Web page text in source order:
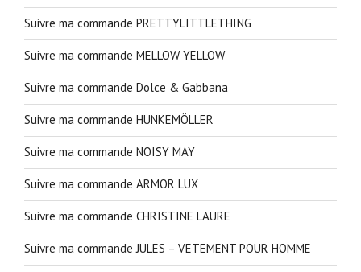
Suivre ma commande PRETTYLITTLETHING
Suivre ma commande MELLOW YELLOW
Suivre ma commande Dolce & Gabbana
Suivre ma commande HUNKEMÖLLER
Suivre ma commande NOISY MAY
Suivre ma commande ARMOR LUX
Suivre ma commande CHRISTINE LAURE
Suivre ma commande JULES – VETEMENT POUR HOMME